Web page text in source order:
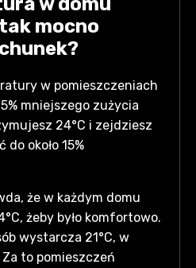
mocno
w pomieszczeniach
5% mniejszego zużycia
24°C i zejdziesz
do około 15%
że w każdym domu
żeby było komfortowo.
wystarcza 21°C, w
to pomieszczeń